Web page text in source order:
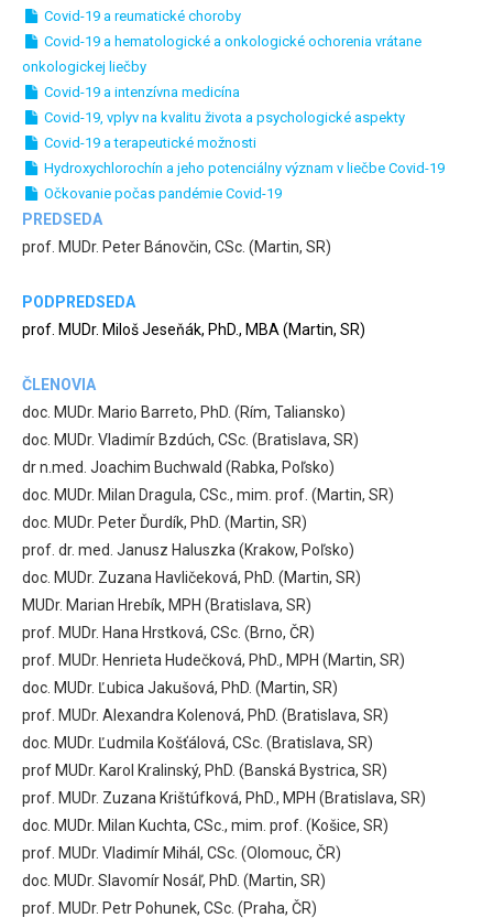
Covid-19 a reumatické choroby
Covid-19 a hematologické a onkologické ochorenia vrátane
onkologickej liečby
Covid-19 a intenzívna medicína
Covid-19, vplyv na kvalitu života a psychologické aspekty
Covid-19 a terapeutické možnosti
Hydroxychlorochín a jeho potenciálny význam v liečbe Covid-19
Očkovanie počas pandémie Covid-19
PREDSEDA
prof. MUDr. Peter Bánovčin, CSc. (Martin, SR)
PODPREDSEDA
prof. MUDr. Miloš Jeseňák, PhD., MBA (Martin, SR)
ČLENOVIA
doc. MUDr. Mario Barreto, PhD. (Rím, Taliansko)
doc. MUDr. Vladimír Bzdúch, CSc. (Bratislava, SR)
dr n.med. Joachim Buchwald (Rabka, Poľsko)
doc. MUDr. Milan Dragula, CSc., mim. prof. (Martin, SR)
doc. MUDr. Peter Ďurdík, PhD. (Martin, SR)
prof. dr. med. Janusz Haluszka (Krakow, Poľsko)
doc. MUDr. Zuzana Havličeková, PhD. (Martin, SR)
MUDr. Marian Hrebík, MPH (Bratislava, SR)
prof. MUDr. Hana Hrstková, CSc. (Brno, ČR)
prof. MUDr. Henrieta Hudečková, PhD., MPH (Martin, SR)
doc. MUDr. Ľubica Jakušová, PhD. (Martin, SR)
prof. MUDr. Alexandra Kolenová, PhD. (Bratislava, SR)
doc. MUDr. Ľudmila Košťálová, CSc. (Bratislava, SR)
prof MUDr. Karol Kralinský, PhD. (Banská Bystrica, SR)
prof. MUDr. Zuzana Krištúfková, PhD., MPH (Bratislava, SR)
doc. MUDr. Milan Kuchta, CSc., mim. prof. (Košice, SR)
prof. MUDr. Vladimír Mihál, CSc. (Olomouc, ČR)
doc. MUDr. Slavomír Nosáľ, PhD. (Martin, SR)
prof. MUDr. Petr Pohunek, CSc. (Praha, ČR)